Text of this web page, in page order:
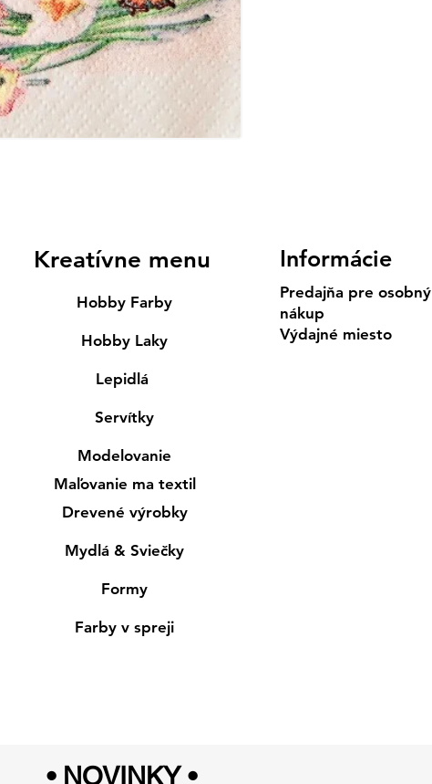
Kreatívne menu
Hobby Farby
Hobby Laky
Lepidlá
Servítky
Modelovanie
Maľovanie ma textil
Drevené výrobky
Mydlá & Sviečky
Formy
Farby v spreji
Informácie
Predajňa pre osobný
nákup
Výdajné miesto
• NOVINKY •